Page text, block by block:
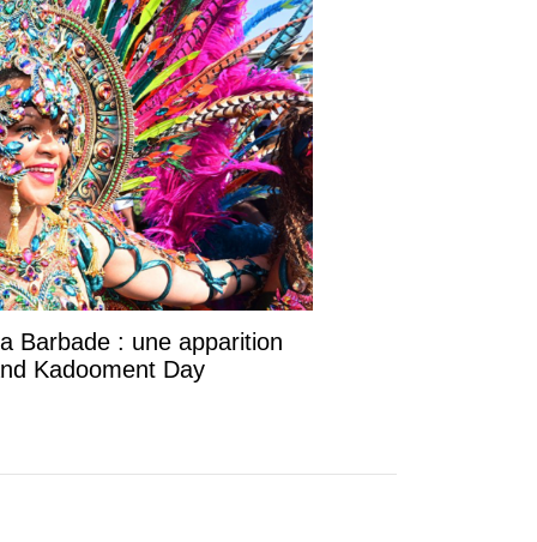
Barbade : une apparition
Kadooment Day